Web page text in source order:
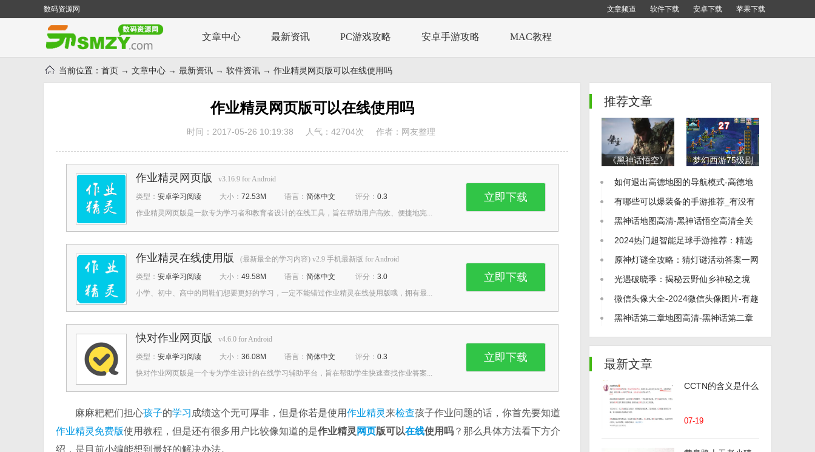
数码资源网 文章频道 软件下载 安卓下载 苹果下载
文章中心 最新资讯 PC游戏攻略 安卓手游攻略 MAC教程
当前位置： 首页 → 文章中心 → 最新资讯 → 软件资讯 → 作业精灵网页版可以在线使用吗
作业精灵网页版可以在线使用吗
时间：2017-05-26 10:19:38 人气： 42704次 作者：网友整理
作业精灵网页版 v3.16.9 for Android
类型： 安卓学习阅读 大小： 72.53M 语言： 简体中文 评分： 0.3
作业精灵网页版是一款专为学习者和教育者设计的在线工具，旨在帮助用户高效、便捷地完...
立即下载
作业精灵在线使用版 (最新最全的学习内容) v2.9 手机最新版 for Android
类型： 安卓学习阅读 大小： 49.58M 语言： 简体中文 评分： 3.0
小学、初中、高中的同鞋们想要更好的学习，一定不能错过作业精灵在线使用版哦，拥有最...
立即下载
快对作业网页版 v4.6.0 for Android
类型： 安卓学习阅读 大小： 36.08M 语言： 简体中文 评分： 0.3
快对作业网页版是一个专为学生设计的在线学习辅助平台，旨在帮助学生快速查找作业答案...
立即下载
麻麻粑粑们担心孩子的学习 成绩这个无可厚非，但是你若是使用作业精灵来检查孩子作业问题的话，你首先要知道
作业精灵免费版使用教程，但是还有很多用户比较像知道的是作业精灵 网页版可以在线使用吗 ？那么具体方法看下方介
绍，是目前小编能想到最好的解决办法。
推荐文章
《黑神话悟空》
全地图一览及收
集品位置指南
梦幻西游75级剧
流程详细攻略
如何退出高德地图的导航模式-高德地
图怎么退出导航
有哪些可以爆装备的手游推荐_有没有
可以爆装备的手游
黑神话地图高清-黑神话悟空高清全关
卡地图图片
2024热门超智能足球手游推荐：精选
足球游戏大全
原神灯谜全攻略：猜灯谜活动答案一网
打尽！
光遇破晓季：揭秘云野仙乡神秘之境
微信头像大全-2024微信头像图片-有趣
的微信头像
黑神话第二章地图高清-黑神话第二章
地图介绍
最新文章
CCTN的含义是什么
07-19